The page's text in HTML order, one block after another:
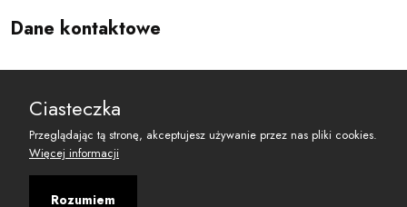
Dane kontaktowe
reset@resetobywatelski.pl
Ciasteczka
Przeglądając tą stronę, akceptujesz używanie przez nas pliki cookies.
Więcej informacji
Rozumiem